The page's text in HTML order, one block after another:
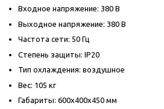
Входное напряжение: 380 В
Выходное напряжение: 380 В
Частота сети: 50 Гц
Степень защиты: IP20
Тип охлаждения: воздушное
Вес: 105 кг
Габариты: 600х400х450 мм